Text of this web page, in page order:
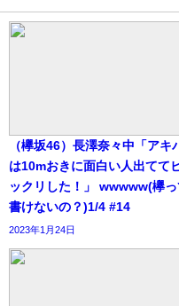
（欅坂46）長澤奈々中「アキ
は10mおきに面白い人出てて
ックリした！」 wwwww(欅っ
書けないの？)1/4 #14
2023年1月24日